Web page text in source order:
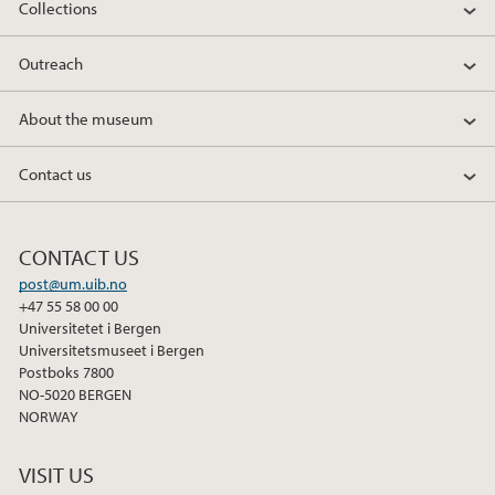
Collections
Outreach
About the museum
Contact us
CONTACT US
post@um.uib.no
+47 55 58 00 00
Universitetet i Bergen
Universitetsmuseet i Bergen
Postboks 7800
NO-5020 BERGEN
NORWAY
VISIT US